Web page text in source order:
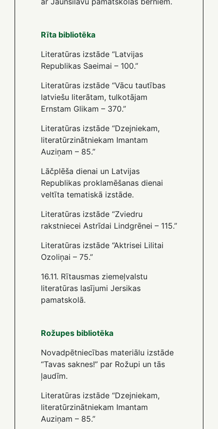
Rīta bibliotēka
Literatūras izstāde “Latvijas
Republikas Saeimai – 100.”
Literatūras izstāde “Vācu tautības
latviešu literātam, tulkotājam
Ernstam Glikam – 370.”
Literatūras izstāde “Dzejniekam,
literatūrzinātniekam Imantam
Auziņam – 85.”
Lāčplēša dienai un Latvijas
Republikas proklamēšanas dienai
veltīta tematiskā izstāde.
Literatūras izstāde “Zviedru
rakstniecei Astrīdai Lindgrēnei – 115.”
Literatūras izstāde “Aktrisei Lilitai
Ozoliņai – 75.”
16.11. Rītausmas ziemeļvalstu
literatūras lasījumi Jersikas
pamatskolā.
Rožupes bibliotēka
Novadpētniecības materiālu izstāde
“Tavas saknes!” par Rožupi un tās
ļaudīm.
Literatūras izstāde “Dzejniekam,
literatūrzinātniekam Imantam
Auziņam – 85.”